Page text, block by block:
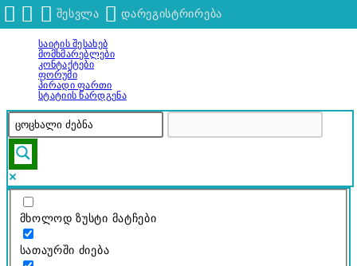
გადადით
შინაარსზე
Საიტის Შესახებ
Მომხმარებლები
Კონტაქტები
Ფორუმი
Პირადი Ფართი
Სტატიის Წარდგენა
მხოლოდ ზუსტი მატჩები
სათაურში ძიება
შესვლა დარეგისტრირება